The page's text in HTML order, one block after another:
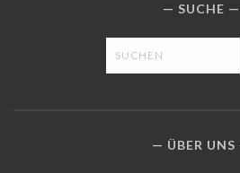
SUCHE
ÜBER UNS